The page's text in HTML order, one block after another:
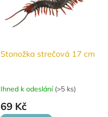
Stonožka strečová 17 cm
Ihned k odeslání (>5 ks)
69 Kč